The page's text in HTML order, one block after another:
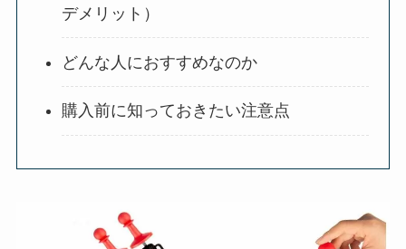
デメリット）
どんな人におすすめなのか
購入前に知っておきたい注意点